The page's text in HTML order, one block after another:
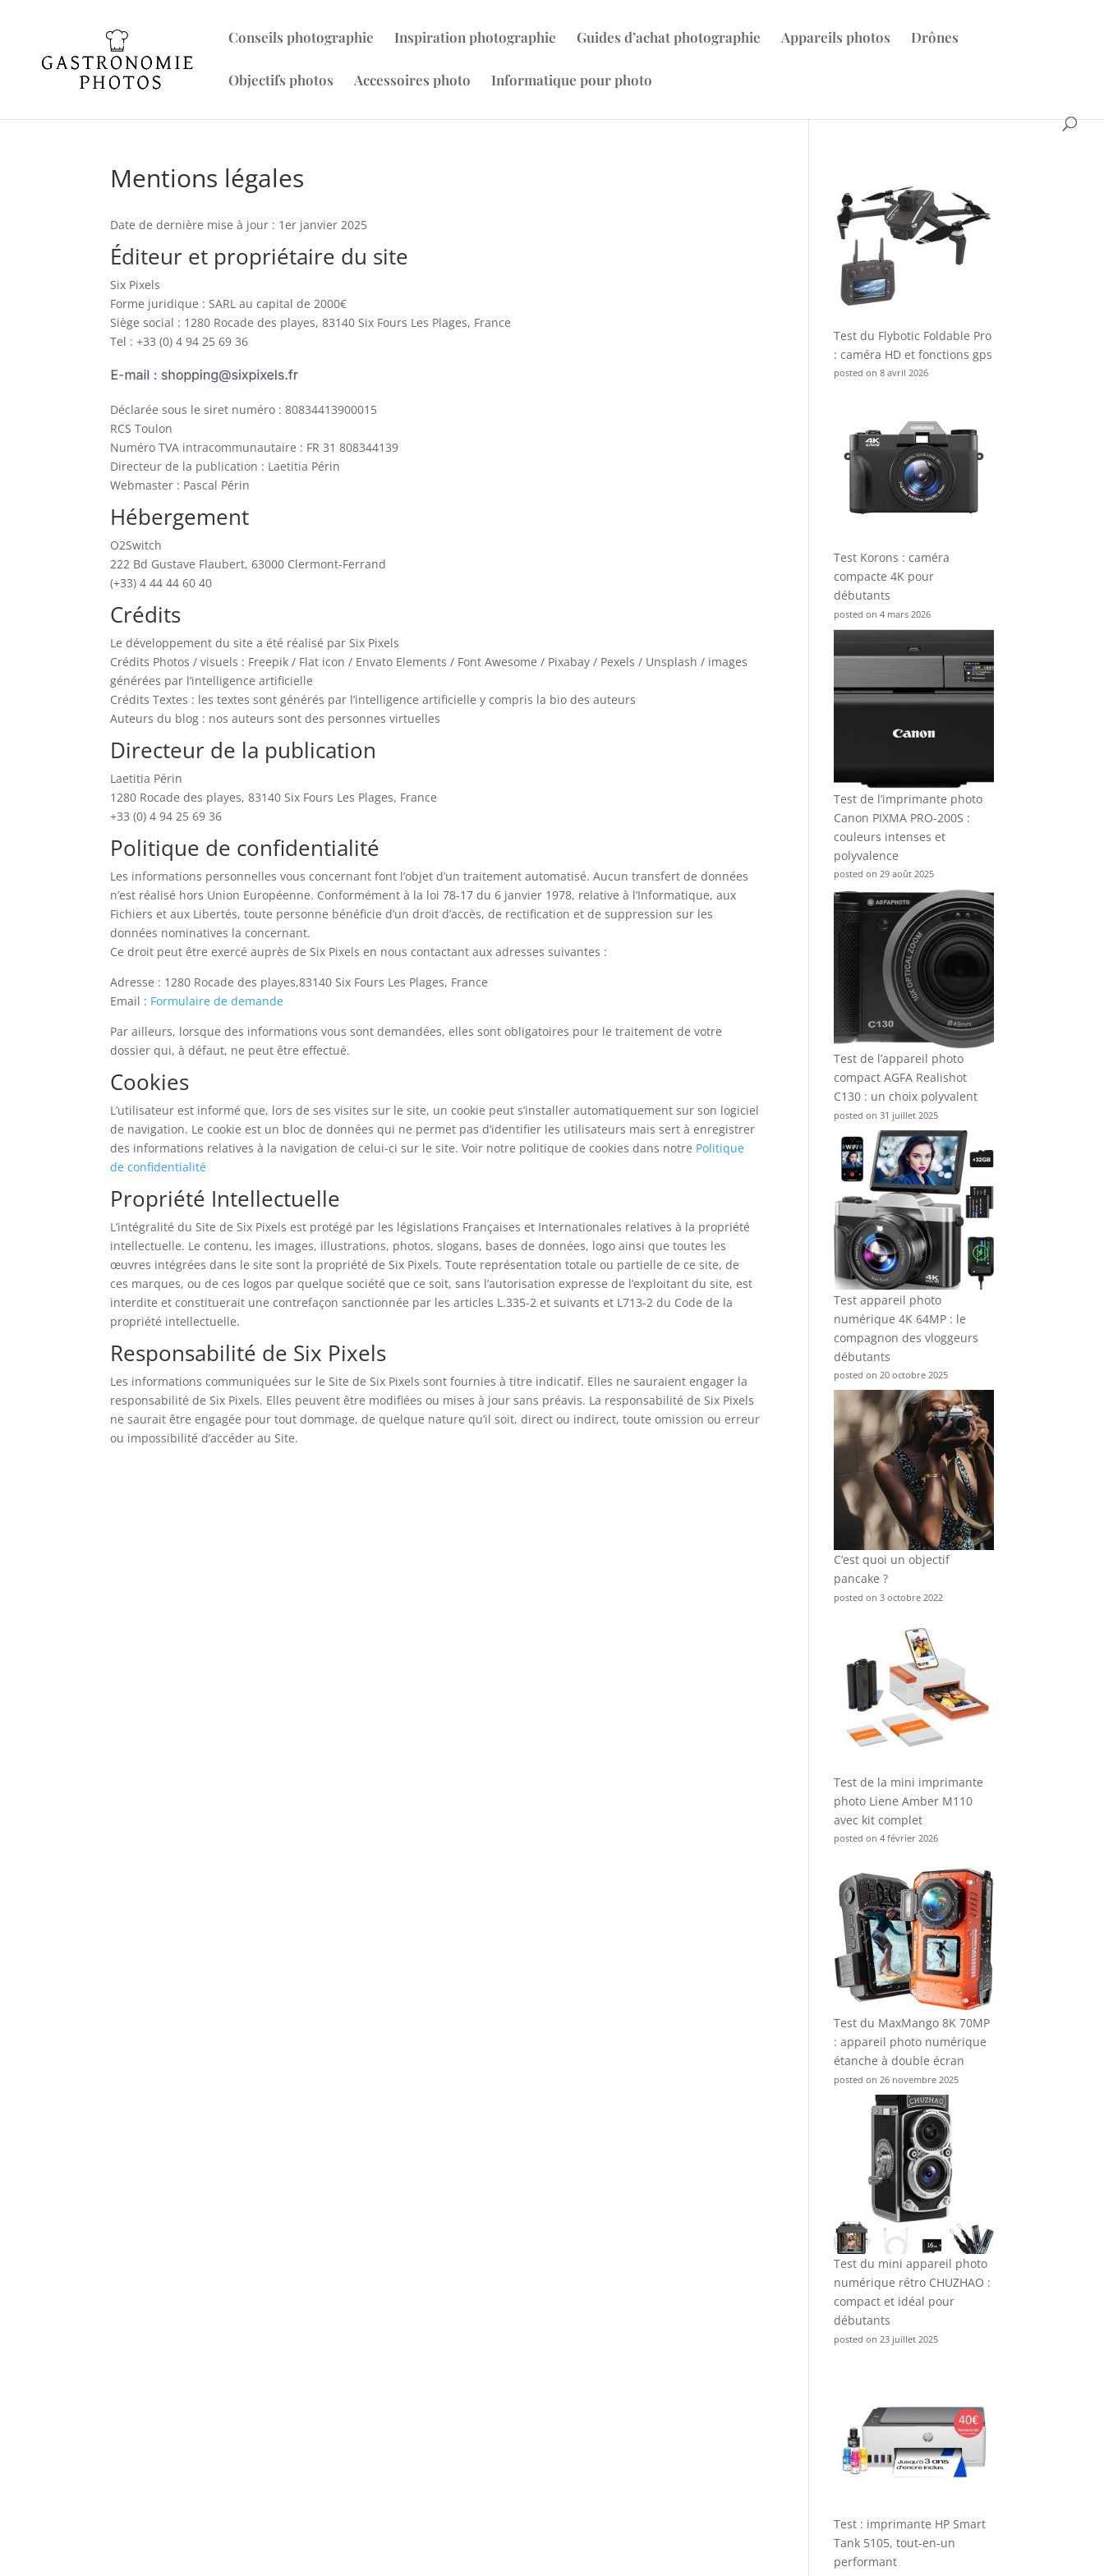
Conseils photographie Inspiration photographie Guides d’achat photographie Appareils photos Drônes
Objectifs photos Accessoires photo Informatique pour photo
Mentions légales
Date de dernière mise à jour : 1er janvier 2025
Éditeur et propriétaire du site
Six Pixels
Forme juridique : SARL au capital de 2000€
Siège social : 1280 Rocade des playes, 83140 Six Fours Les Plages, France
Tel : +33 (0) 4 94 25 69 36
Déclarée sous le siret numéro : 80834413900015
RCS Toulon
Numéro TVA intracommunautaire : FR 31 808344139
Directeur de la publication : Laetitia Périn
Webmaster : Pascal Périn
Hébergement
O2Switch
222 Bd Gustave Flaubert, 63000 Clermont-Ferrand
(+33) 4 44 44 60 40
Crédits
Le développement du site a été réalisé par Six Pixels
Crédits Photos / visuels : Freepik / Flat icon / Envato Elements / Font Awesome / Pixabay / Pexels / Unsplash / images
générées par l’intelligence artificielle
Crédits Textes : les textes sont générés par l’intelligence artificielle y compris la bio des auteurs
Auteurs du blog : nos auteurs sont des personnes virtuelles
Directeur de la publication
Laetitia Périn
1280 Rocade des playes, 83140 Six Fours Les Plages, France
+33 (0) 4 94 25 69 36
Politique de confidentialité
Les informations personnelles vous concernant font l’objet d’un traitement automatisé. Aucun transfert de données
n’est réalisé hors Union Européenne. Conformément à la loi 78-17 du 6 janvier 1978, relative à l’Informatique, aux
Fichiers et aux Libertés, toute personne bénéficie d’un droit d’accès, de rectification et de suppression sur les
données nominatives la concernant.
Ce droit peut être exercé auprès de Six Pixels en nous contactant aux adresses suivantes :
Adresse : 1280 Rocade des playes,83140 Six Fours Les Plages, France
Email : Formulaire de demande
Par ailleurs, lorsque des informations vous sont demandées, elles sont obligatoires pour le traitement de votre
dossier qui, à défaut, ne peut être effectué.
Cookies
L’utilisateur est informé que, lors de ses visites sur le site, un cookie peut s’installer automatiquement sur son logiciel
de navigation. Le cookie est un bloc de données qui ne permet pas d’identifier les utilisateurs mais sert à enregistrer
des informations relatives à la navigation de celui-ci sur le site. Voir notre politique de cookies dans notre Politique
de confidentialité
Propriété Intellectuelle
L’intégralité du Site de Six Pixels est protégé par les législations Françaises et Internationales relatives à la propriété
intellectuelle. Le contenu, les images, illustrations, photos, slogans, bases de données, logo ainsi que toutes les
œuvres intégrées dans le site sont la propriété de Six Pixels. Toute représentation totale ou partielle de ce site, de
ces marques, ou de ces logos par quelque société que ce soit, sans l’autorisation expresse de l’exploitant du site, est
interdite et constituerait une contrefaçon sanctionnée par les articles L.335-2 et suivants et L713-2 du Code de la
propriété intellectuelle.
Responsabilité de Six Pixels
Les informations communiquées sur le Site de Six Pixels sont fournies à titre indicatif. Elles ne sauraient engager la
responsabilité de Six Pixels. Elles peuvent être modifiées ou mises à jour sans préavis. La responsabilité de Six Pixels
ne saurait être engagée pour tout dommage, de quelque nature qu’il soit, direct ou indirect, toute omission ou erreur
ou impossibilité d’accéder au Site.
Test du Flybotic Foldable Pro
: caméra HD et fonctions gps
posted on 8 avril 2026
Test Korons : caméra
compacte 4K pour
débutants
posted on 4 mars 2026
Test de l’imprimante photo
Canon PIXMA PRO-200S :
couleurs intenses et
polyvalence
posted on 29 août 2025
Test de l’appareil photo
compact AGFA Realishot
C130 : un choix polyvalent
posted on 31 juillet 2025
Test appareil photo
numérique 4K 64MP : le
compagnon des vloggeurs
débutants
posted on 20 octobre 2025
C’est quoi un objectif
pancake ?
posted on 3 octobre 2022
Test de la mini imprimante
photo Liene Amber M110
avec kit complet
posted on 4 février 2026
Test du MaxMango 8K 70MP
: appareil photo numérique
étanche à double écran
posted on 26 novembre 2025
Test du mini appareil photo
numérique rétro CHUZHAO :
compact et idéal pour
débutants
posted on 23 juillet 2025
Test : imprimante HP Smart
Tank 5105, tout-en-un
performant